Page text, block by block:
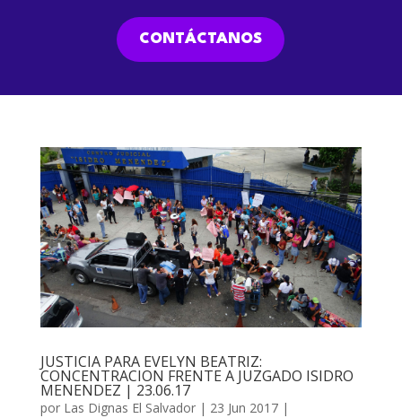
CONTÁCTANOS
JUSTICIA PARA EVELYN BEATRIZ:
CONCENTRACION FRENTE A JUZGADO ISIDRO
MENENDEZ | 23.06.17
por Las Dignas El Salvador| 23 Jun 2017|